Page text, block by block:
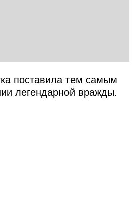
поставила тем самым
легендарной вражды.